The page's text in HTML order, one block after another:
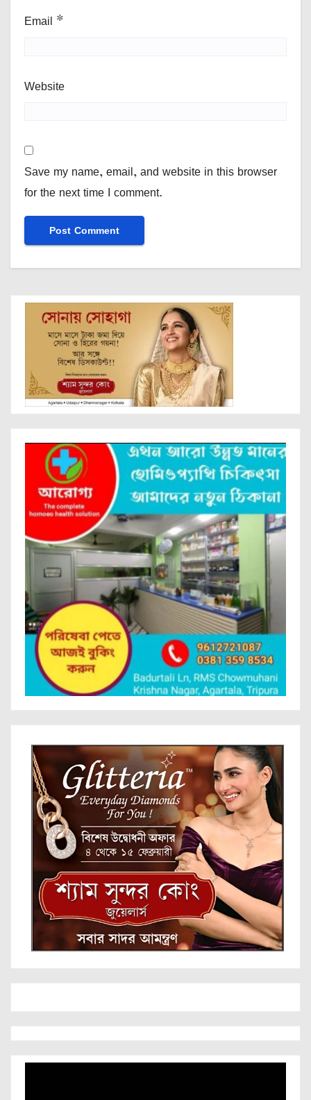
Email *
Website
Save my name, email, and website in this browser
for the next time I comment.